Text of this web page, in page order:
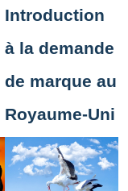
Introduction
à la demande
de marque au
Royaume-Uni